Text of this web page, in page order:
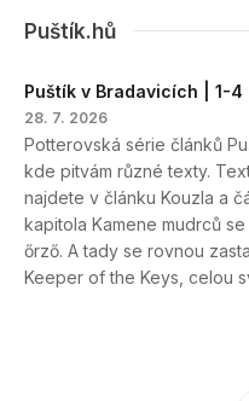
Puštík.hů
Puštík v Bradavicích | 1-4
28. 7. 2026
Potterovská série článků
kde pitvám různé texty.
najdete v článku Kouzla a
kapitola Kamene mudrců
őrző. A tady se rovnou
Keeper of the Keys, celou